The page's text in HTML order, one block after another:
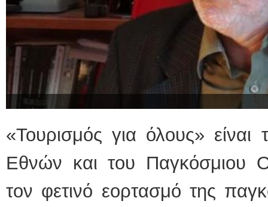
«Τουρισμός για όλους»
Εθνών και του Παγκόσμιου
τον φετινό εορτασμό της